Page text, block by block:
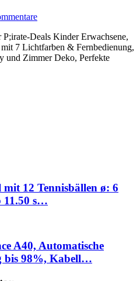
Deals Kinder Erwachsene,
7 Lichtfarben & Fernbedienung,
und Zimmer Deko, Perfekte
12 Tennisbällen ø: 6
11.50 s…
A40, Automatische
bis 98%, Kabell…